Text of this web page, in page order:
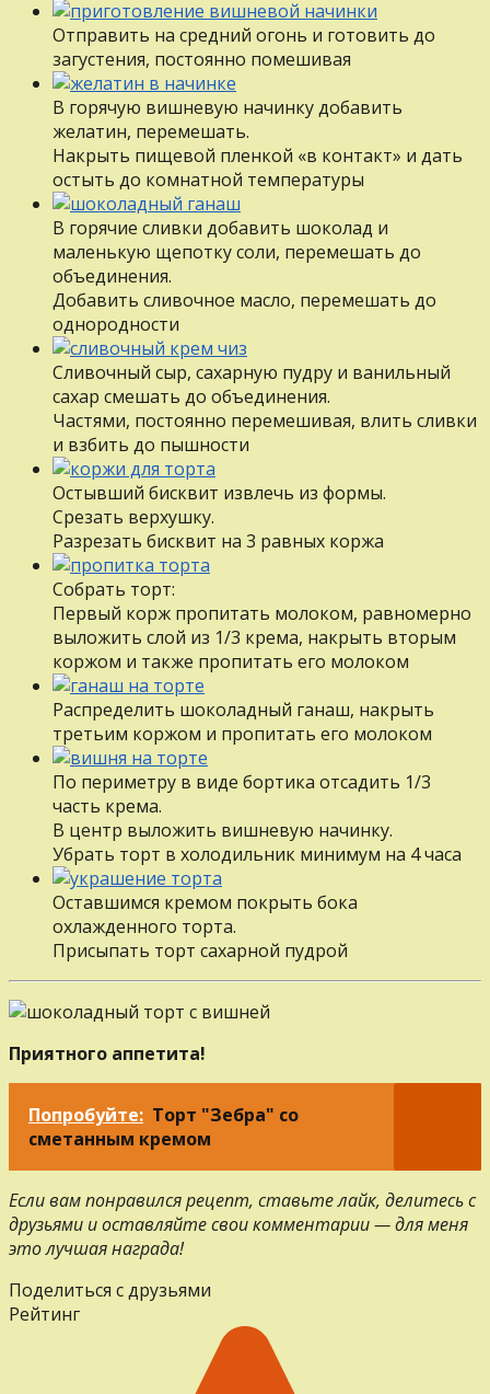
Отправить на средний огонь и готовить до
загустения, постоянно помешивая
В горячую вишневую начинку добавить
желатин, перемешать.
Накрыть пищевой пленкой «в контакт» и дать
остыть до комнатной температуры
В горячие сливки добавить шоколад и
маленькую щепотку соли, перемешать до
объединения.
Добавить сливочное масло, перемешать до
однородности
Сливочный сыр, сахарную пудру и ванильный
сахар смешать до объединения.
Частями, постоянно перемешивая, влить сливки
и взбить до пышности
Остывший бисквит извлечь из формы.
Срезать верхушку.
Разрезать бисквит на 3 равных коржа
Собрать торт:
Первый корж пропитать молоком, равномерно
выложить слой из 1/3 крема, накрыть вторым
коржом и также пропитать его молоком
Распределить шоколадный ганаш, накрыть
третьим коржом и пропитать его молоком
По периметру в виде бортика отсадить 1/3
часть крема.
В центр выложить вишневую начинку.
Убрать торт в холодильник минимум на 4 часа
Оставшимся кремом покрыть бока
охлажденного торта.
Присыпать торт сахарной пудрой
Приятного аппетита!
Попробуйте: Торт "Зебра" со
сметанным кремом
Если вам понравился рецепт, ставьте лайк, делитесь с
друзьями и оставляйте свои комментарии — для меня
это лучшая награда!
Поделиться с друзьями
Рейтинг